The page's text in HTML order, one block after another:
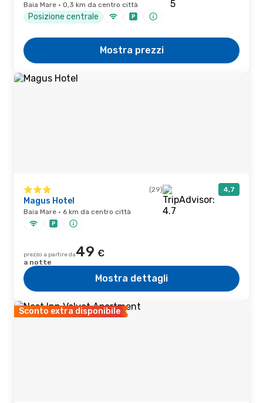
Baia Mare · 0,3 km da centro città
Posizione centrale
Mostra prezzi
(29) 4,7
Magus Hotel
Baia Mare · 6 km da centro città
prezzo a partire da49 €
a notte
Mostra dettagli
Sconto extra disponibile